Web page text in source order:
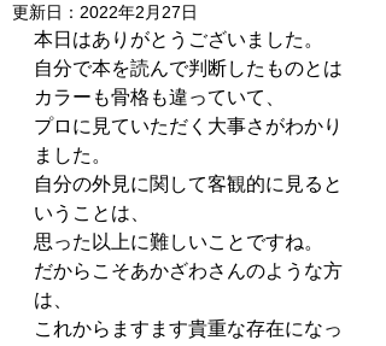
更新日： 2022年2月27日
本日はありがとうございました。
自分で本を読んで判断したものとは
カラーも骨格も違っていて、
プロに見ていただく大事さがわかり
ました。
自分の外見に関して客観的に見ると
いうことは、
思った以上に難しいことですね。
だからこそあかざわさんのような方
は、
これからますます貴重な存在になっ